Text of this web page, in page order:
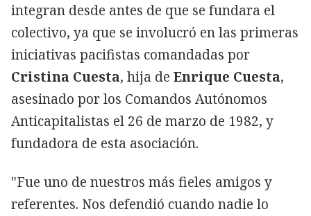
integran desde antes de que se fundara el
colectivo, ya que se involucró en las primeras
iniciativas pacifistas comandadas por
Cristina Cuesta, hija de Enrique Cuesta,
asesinado por los Comandos Autónomos
Anticapitalistas el 26 de marzo de 1982, y
fundadora de esta asociación.
"Fue uno de nuestros más fieles amigos y
referentes. Nos defendió cuando nadie lo